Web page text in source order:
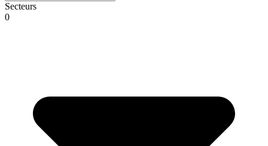
Secteurs
0